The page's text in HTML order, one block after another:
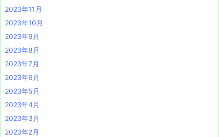
2023年11月
2023年10月
2023年9月
2023年8月
2023年7月
2023年6月
2023年5月
2023年4月
2023年3月
2023年2月